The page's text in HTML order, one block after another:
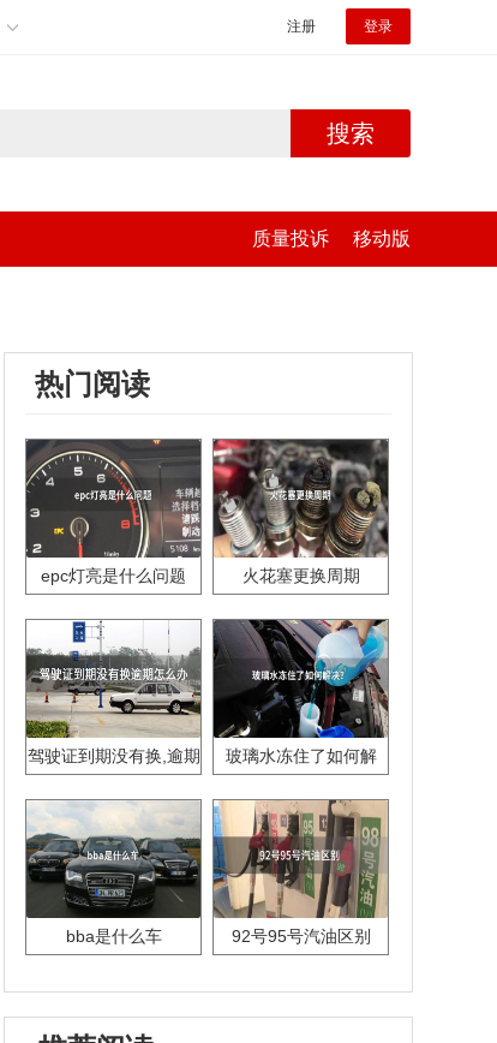
注册 登录
搜索
质量投诉 移动版
热门阅读
epc灯亮是什么问题 火花塞更换周期
驾驶证到期没有换,逾期
玻璃水冻住了如何解
bba是什么车 92号95号汽油区别